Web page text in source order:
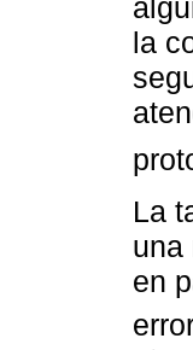
la
La
una
en